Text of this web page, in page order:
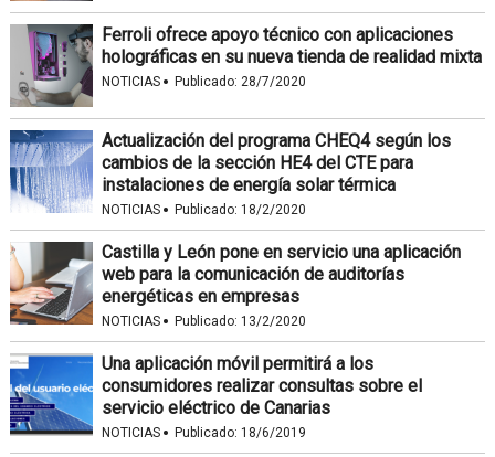
Ferroli ofrece apoyo técnico con aplicaciones
holográficas en su nueva tienda de realidad mixta
NOTICIAS · Publicado: 28/7/2020
Actualización del programa CHEQ4 según los
cambios de la sección HE4 del CTE para
instalaciones de energía solar térmica
NOTICIAS · Publicado: 18/2/2020
Castilla y León pone en servicio una aplicación
web para la comunicación de auditorías
energéticas en empresas
NOTICIAS · Publicado: 13/2/2020
Una aplicación móvil permitirá a los
consumidores realizar consultas sobre el
servicio eléctrico de Canarias
NOTICIAS · Publicado: 18/6/2019